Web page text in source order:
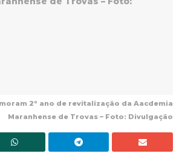
2º ano de revitalização da Aacdemia
Maranhense de Trovas – Foto: Divulgação